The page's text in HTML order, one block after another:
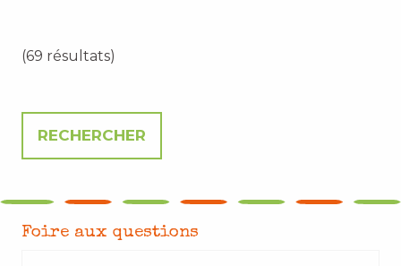
(69 résultats)
Foire aux questions